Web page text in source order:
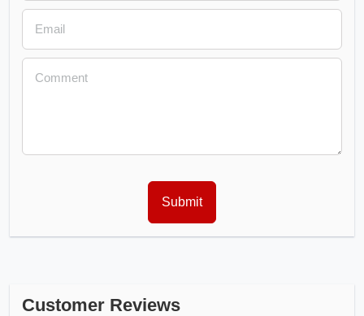
Customer Reviews